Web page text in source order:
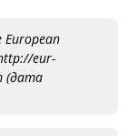
European
eur-
(дата